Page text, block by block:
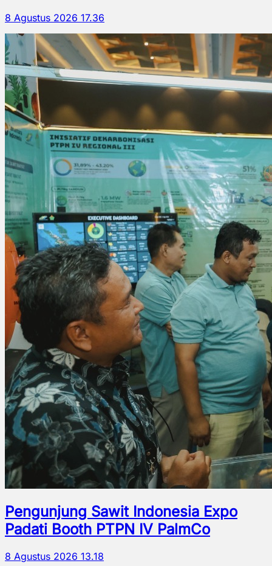
8 Agustus 2026 17.36
Pengunjung Sawit Indonesia Expo
Padati Booth PTPN IV PalmCo
8 Agustus 2026 13.18